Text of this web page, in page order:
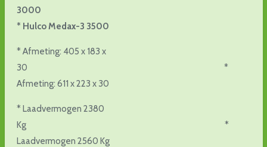
3000
* Hulco Medax-3 3500
* Afmeting: 405 x 183 x
30 *
Afmeting: 611 x 223 x 30
* Laadvermogen 2380
Kg *
Laadvermogen 2560 Kg